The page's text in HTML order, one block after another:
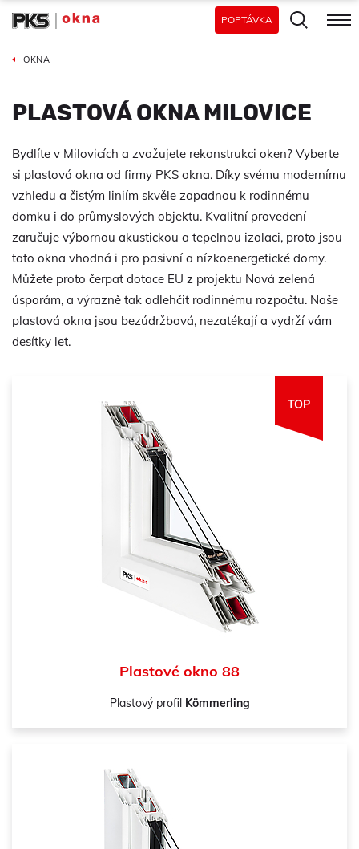
POPTÁVKA
OKNA
PLASTOVÁ OKNA MILOVICE
Bydlíte v Milovicích a zvažujete rekonstrukci oken? Vyberte
si plastová okna od firmy PKS okna. Díky svému modernímu
vzhledu a čistým liniím skvěle zapadnou k rodinnému
domku i do průmyslových objektu. Kvalitní provedení
zaručuje výbornou akustickou a tepelnou izolaci, proto jsou
tato okna vhodná i pro pasivní a nízkoenergetické domy.
Můžete proto čerpat dotace EU z projektu Nová zelená
úsporám, a výrazně tak odlehčit rodinnému rozpočtu. Naše
plastová okna jsou bezúdržbová, nezatékají a vydrží vám
desítky let.
Plastové okno 88
Plastový profil Kömmerling
TOP